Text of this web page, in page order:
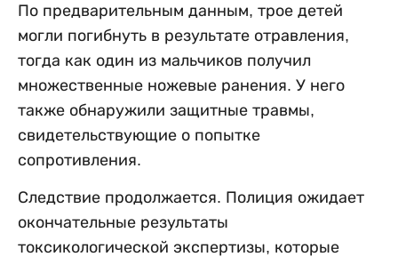
По предварительным данным, трое детей
могли погибнуть в результате отравления,
тогда как один из мальчиков получил
множественные ножевые ранения. У него
также обнаружили защитные травмы,
свидетельствующие о попытке
сопротивления.
Следствие продолжается. Полиция ожидает
окончательные результаты
токсикологической экспертизы, которые